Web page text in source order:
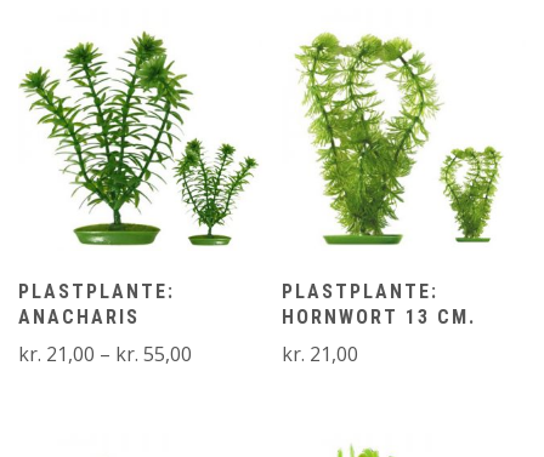
PLASTPLANTE:
ANACHARIS
kr. 21,00 – kr. 55,00 Prisinterval:
PLASTPLANTE:
HORNWORT 13 CM.
kr. 21,00